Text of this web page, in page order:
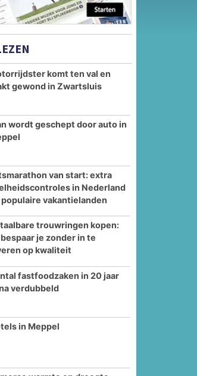
komt ten val en
gewond in Zwartsluis
wordt geschept door auto in
van start: extra
in Nederland
populaire vakantielanden
trouwringen kopen:
je zonder in te
op kwaliteit
fastfoodzaken in 20 jaar
verdubbeld
in Meppel